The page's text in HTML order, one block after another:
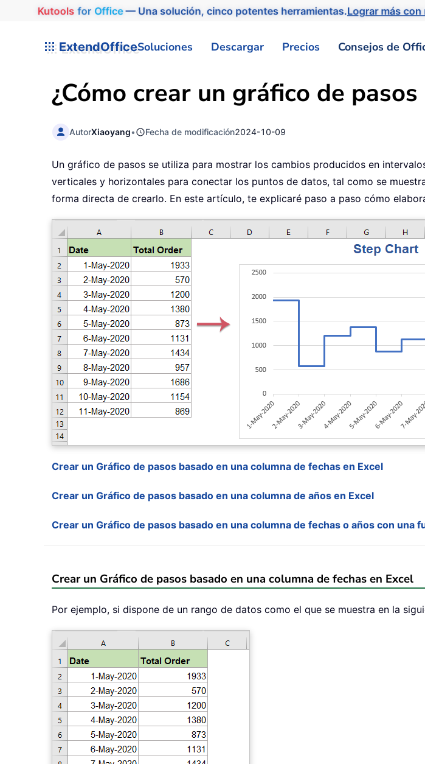
Kutools for Office— Una solución, cinco potentes herramientas.Lograr más
ExtendOfficeSoluciones Descargar Precios Consejos de
¿Cómo crear un gráfico de pasos
AutorXiaoyang• Fecha de modificación2024-10-09
Un gráfico de pasos se utiliza para mostrar los cambios producidos en
verticales y horizontales para conectar los puntos de datos, tal como se
forma directa de crearlo. En este artículo, te explicaré paso a paso cómo
Crear un Gráfico de pasos basado en una columna de fechas en Excel
Crear un Gráfico de pasos basado en una columna de años en Excel
Crear un Gráfico de pasos basado en una columna de fechas o años con una
Crear un Gráfico de pasos basado en una columna de fechas en Excel
Por ejemplo, si dispone de un rango de datos como el que se muestra en la